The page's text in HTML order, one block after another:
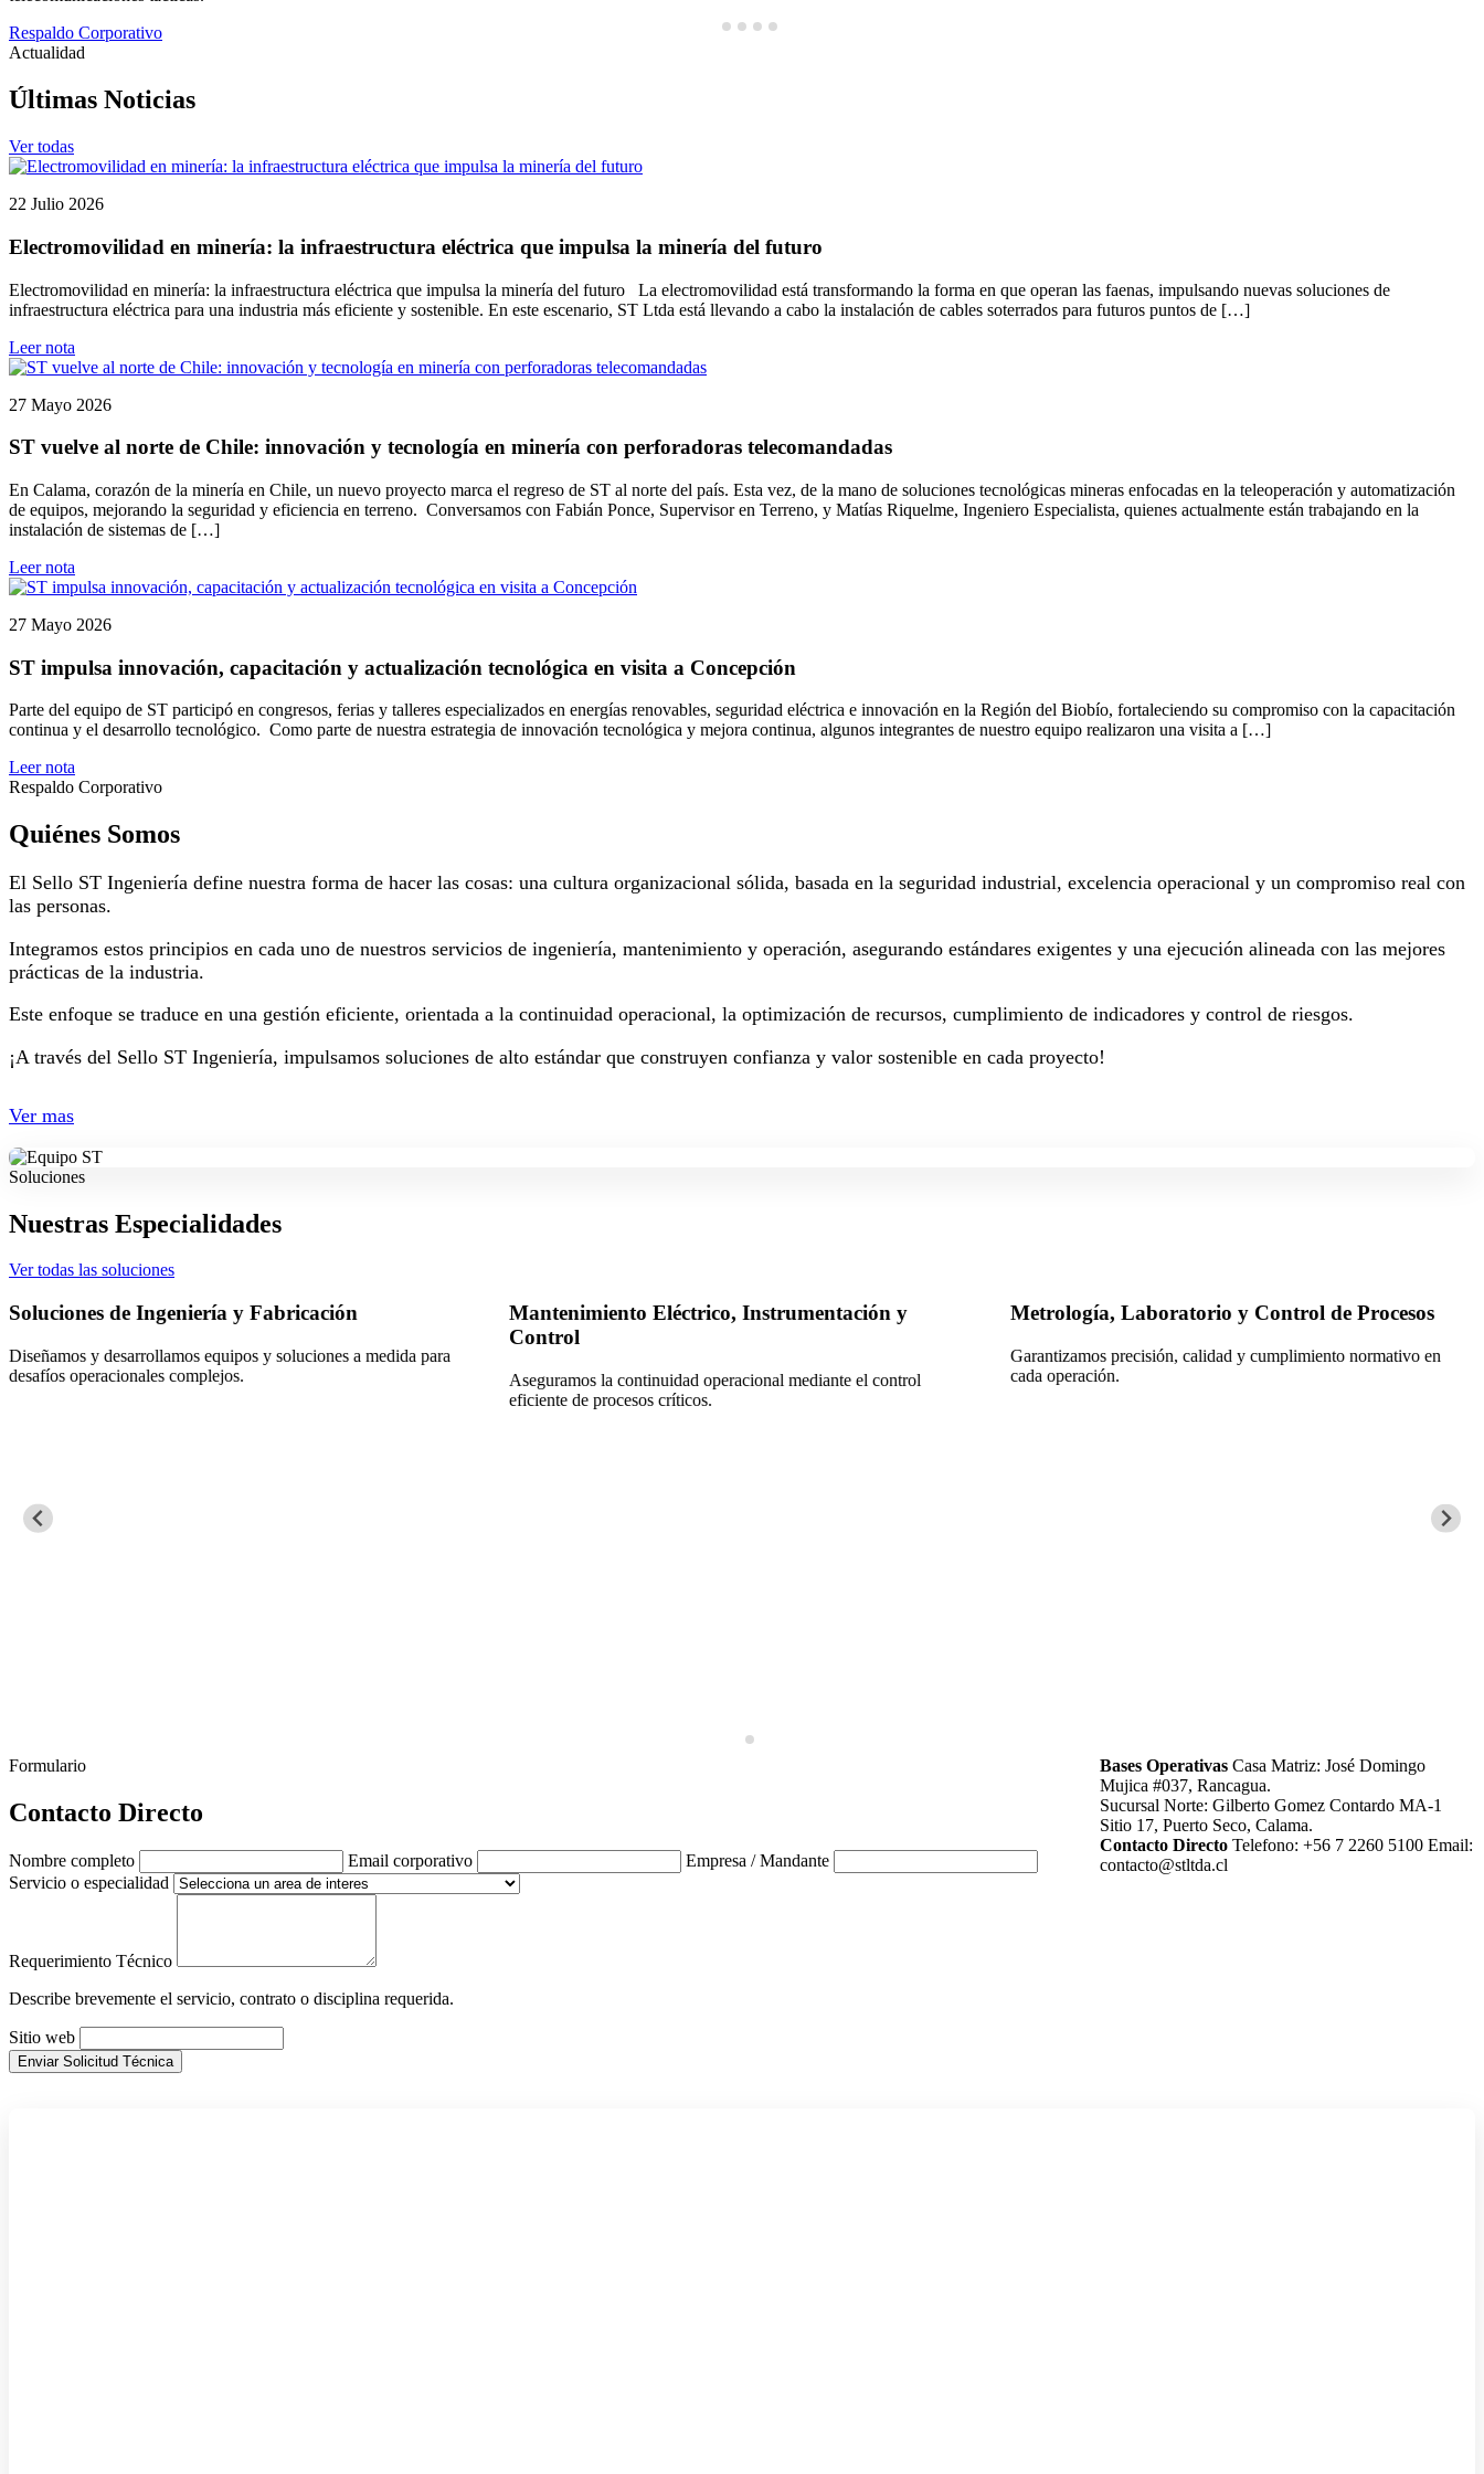
Respaldo Corporativo
Actualidad
Últimas Noticias
Ver todas
22 Julio 2026
Electromovilidad en minería: la infraestructura eléctrica que impulsa la minería del futuro
Electromovilidad en minería: la infraestructura eléctrica que impulsa la minería del futuro La electromovilidad está transformando la forma en que operan las faenas, impulsando nuevas soluciones de
infraestructura eléctrica para una industria más eficiente y sostenible. En este escenario, ST Ltda está llevando a cabo la instalación de cables soterrados para futuros puntos de […]
Leer nota
27 Mayo 2026
ST vuelve al norte de Chile: innovación y tecnología en minería con perforadoras telecomandadas
En Calama, corazón de la minería en Chile, un nuevo proyecto marca el regreso de ST al norte del país. Esta vez, de la mano de soluciones tecnológicas mineras enfocadas en la teleoperación y automatización
de equipos, mejorando la seguridad y eficiencia en terreno. Conversamos con Fabián Ponce, Supervisor en Terreno, y Matías Riquelme, Ingeniero Especialista, quienes actualmente están trabajando en la
instalación de sistemas de […]
Leer nota
27 Mayo 2026
ST impulsa innovación, capacitación y actualización tecnológica en visita a Concepción
Parte del equipo de ST participó en congresos, ferias y talleres especializados en energías renovables, seguridad eléctrica e innovación en la Región del Biobío, fortaleciendo su compromiso con la capacitación
continua y el desarrollo tecnológico. Como parte de nuestra estrategia de innovación tecnológica y mejora continua, algunos integrantes de nuestro equipo realizaron una visita a […]
Leer nota
Respaldo Corporativo
Quiénes Somos
El Sello ST Ingeniería define nuestra forma de hacer las cosas: una cultura organizacional sólida, basada en la seguridad industrial, excelencia operacional y un compromiso real con
las personas.
Integramos estos principios en cada uno de nuestros servicios de ingeniería, mantenimiento y operación, asegurando estándares exigentes y una ejecución alineada con las mejores
prácticas de la industria.
Este enfoque se traduce en una gestión eficiente, orientada a la continuidad operacional, la optimización de recursos, cumplimiento de indicadores y control de riesgos.
¡A través del Sello ST Ingeniería, impulsamos soluciones de alto estándar que construyen confianza y valor sostenible en cada proyecto!
Ver mas
Soluciones
Nuestras Especialidades
Ver todas las soluciones
a medida para
Mantenimiento Eléctrico, Instrumentación y
Aseguramos la continuidad operacional mediante el control
Metrología, Laboratorio y Control de Procesos
Garantizamos precisión, calidad y cumplimiento normativo en
cada operación.
Sistemas de Seguridad
Protegemos a las personas, activos y
Formulario
Contacto Directo
Nombre completo Email corporativo
Empresa / Mandante
Servicio o especialidad
Requerimiento Técnico
Describe brevemente el servicio, contrato o disciplina requerida.
Sitio web
Enviar Solicitud Técnica
Bases Operativas Casa Matriz: José Domingo
Mujica #037, Rancagua.
Sucursal Norte: Gilberto Gomez Contardo MA-1
Sitio 17, Puerto Seco, Calama.
Contacto Directo Telefono: +56 7 2260 5100 Email:
contacto@stltda.cl